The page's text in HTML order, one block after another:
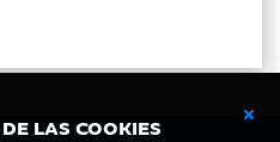
LAS COOKIES